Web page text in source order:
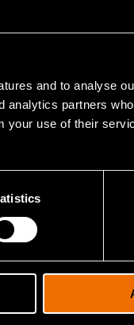
and to analyse
analytics partners
your use of their